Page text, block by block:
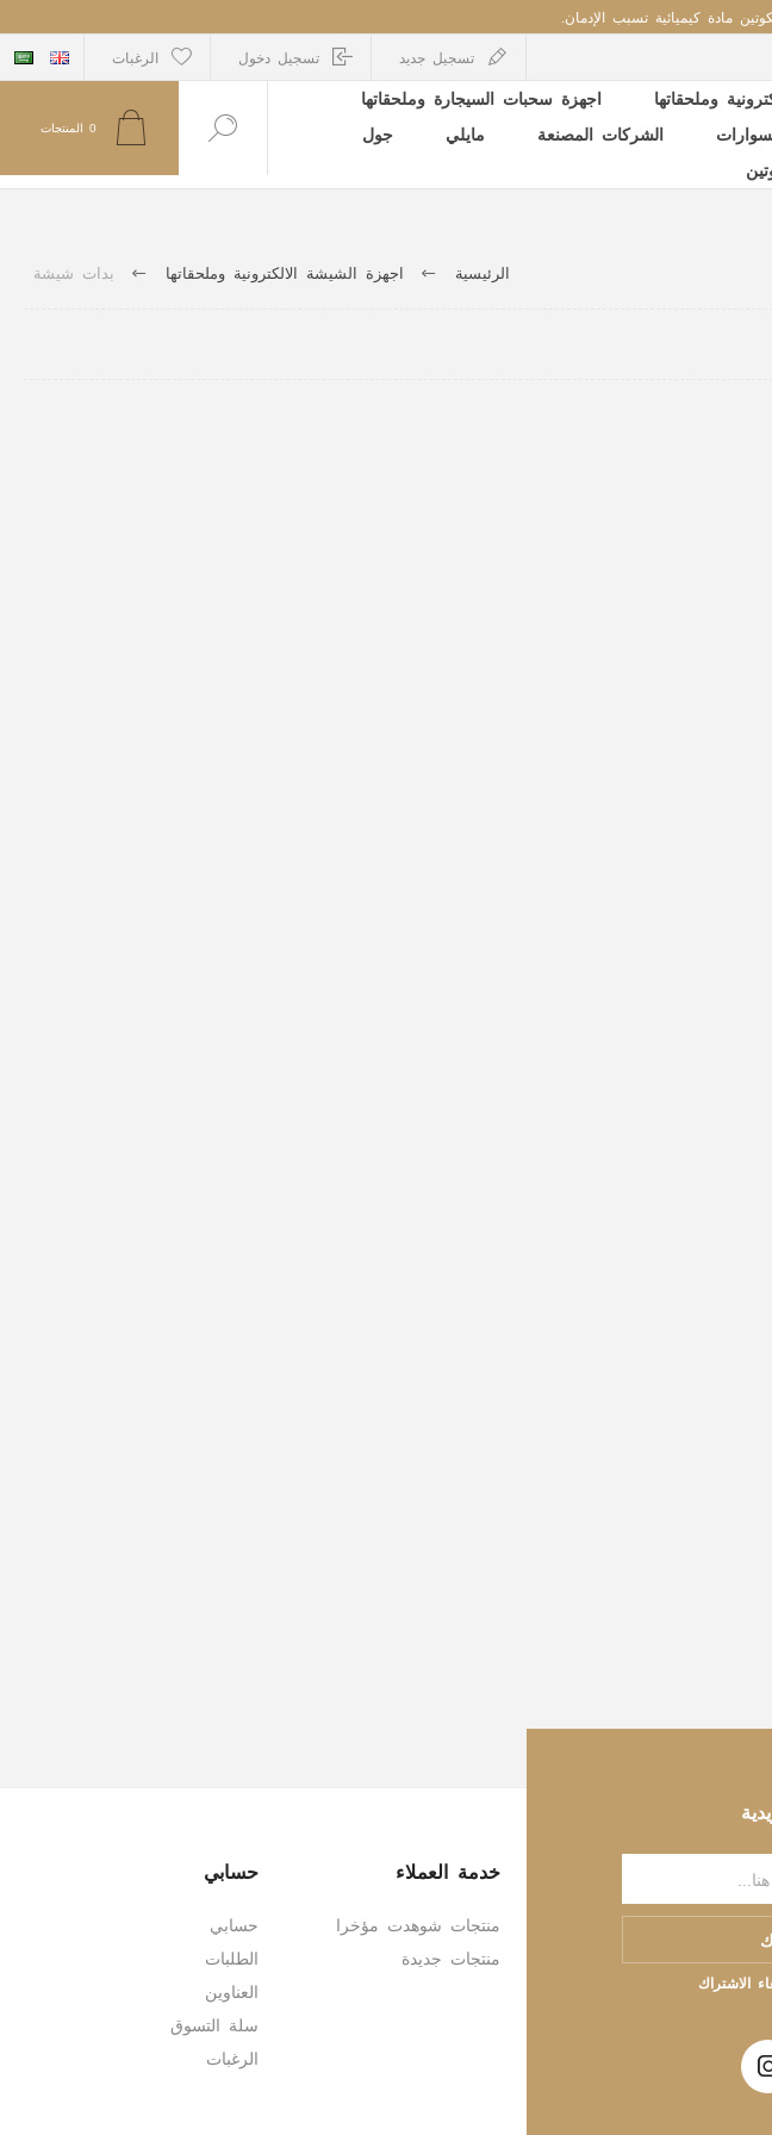
مادة كيميائية تسبب الإدمان.
تسجيل جديد تسجيل دخول الرغبات
وملحقاتها اجهزة سحبات السيجارة وملحقاتها
الشركات المصنعة مايلي جول 0 المنتجات
الرئيسية اجهزة الشيشة الالكترونية وملحقاتها بدات شيشة
الاشتراك
خدمة العملاء
منتجات شوهدت مؤخرا
منتجات جديدة
حسابي
حسابي
الطلبات
العناوين
سلة التسوق
الرغبات